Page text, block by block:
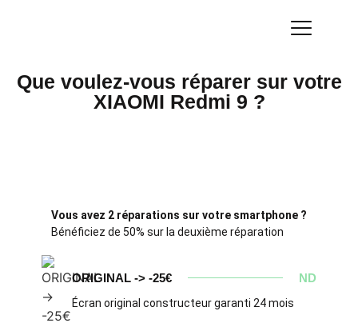
Que voulez-vous réparer sur votre
XIAOMI Redmi 9 ?
Vous avez 2 réparations sur votre smartphone ?
Bénéficiez de 50% sur la deuxième réparation
ORIGINAL -> -25€ ND
Écran original constructeur garanti 24 mois